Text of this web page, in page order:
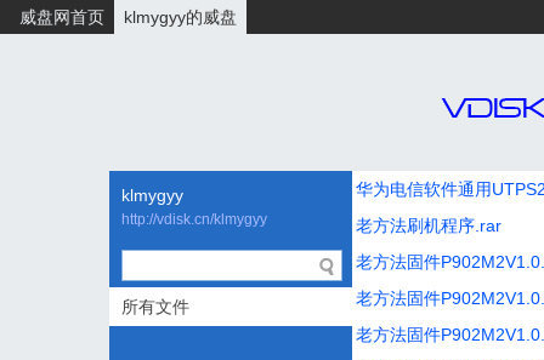
威盘网首页 klmygyy的威盘
klmygyy
http://vdisk.cn/klmygyy
所有文件
华为电信软件通用
老方法刷机程序.rar
老方法固件
老方法固件
老方法固件